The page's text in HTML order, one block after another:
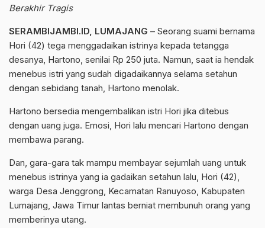
Berakhir Tragis
SERAMBIJAMBI.ID, LUMAJANG – Seorang suami bernama
Hori (42) tega menggadaikan istrinya kepada tetangga
desanya, Hartono, senilai Rp 250 juta. Namun, saat ia hendak
menebus istri yang sudah digadaikannya selama setahun
dengan sebidang tanah, Hartono menolak.
Hartono bersedia mengembalikan istri Hori jika ditebus
dengan uang juga. Emosi, Hori lalu mencari Hartono dengan
membawa parang.
Dan, gara-gara tak mampu membayar sejumlah uang untuk
menebus istrinya yang ia gadaikan setahun lalu, Hori (42),
warga Desa Jenggrong, Kecamatan Ranuyoso, Kabupaten
Lumajang, Jawa Timur lantas berniat membunuh orang yang
memberinya utang.